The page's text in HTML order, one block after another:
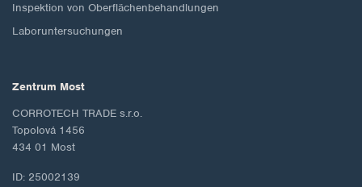
Inspektion von Oberflächenbehandlungen
Laboruntersuchungen
Zentrum Most
CORROTECH TRADE s.r.o.
Topolová 1456
434 01 Most
ID: 25002139